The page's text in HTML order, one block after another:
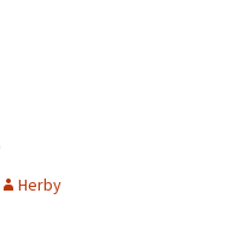
Herby